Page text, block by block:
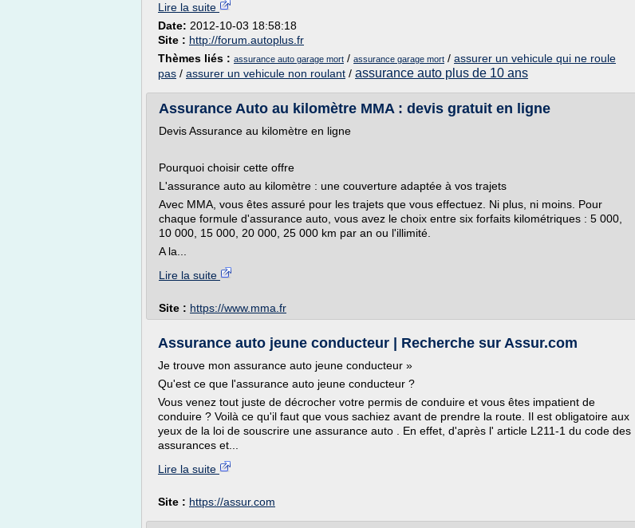
Lire la suite
Date: 2012-10-03 18:58:18
Site : http://forum.autoplus.fr
Thèmes liés : assurance auto garage mort / assurance garage mort / assurer un vehicule qui ne roule
pas / assurer un vehicule non roulant / assurance auto plus de 10 ans
Assurance Auto au kilomètre MMA : devis gratuit en ligne
Devis Assurance au kilomètre en ligne
Pourquoi choisir cette offre
L'assurance auto au kilomètre : une couverture adaptée à vos trajets
Avec MMA, vous êtes assuré pour les trajets que vous effectuez. Ni plus, ni moins. Pour
chaque formule d'assurance auto, vous avez le choix entre six forfaits kilométriques : 5 000,
10 000, 15 000, 20 000, 25 000 km par an ou l'illimité.
A la...
Lire la suite
Site : https://www.mma.fr
Assurance auto jeune conducteur | Recherche sur Assur.com
Je trouve mon assurance auto jeune conducteur »
Qu'est ce que l'assurance auto jeune conducteur ?
Vous venez tout juste de décrocher votre permis de conduire et vous êtes impatient de
conduire ? Voilà ce qu'il faut que vous sachiez avant de prendre la route. Il est obligatoire aux
yeux de la loi de souscrire une assurance auto . En effet, d'après l' article L211-1 du code des
assurances et...
Lire la suite
Site : https://assur.com